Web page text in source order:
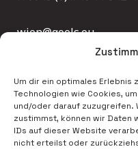
Um dir ein optimales Erlebnis
Technologien wie Cookies,
und/oder darauf zuzugreifen.
zustimmst, können wir Daten
IDs auf dieser Website
nicht erteilst oder
wien@goels.eu
Impressum